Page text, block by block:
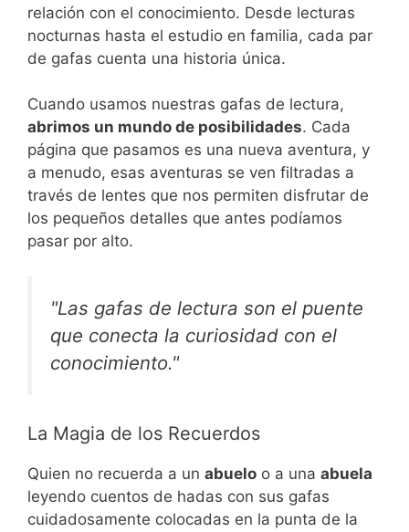
relación con el conocimiento. Desde lecturas
nocturnas hasta el estudio en familia, cada par
de gafas cuenta una historia única.
Cuando usamos nuestras gafas de lectura,
abrimos un mundo de posibilidades. Cada
página que pasamos es una nueva aventura, y
a menudo, esas aventuras se ven filtradas a
través de lentes que nos permiten disfrutar de
los pequeños detalles que antes podíamos
pasar por alto.
"Las gafas de lectura son el puente
que conecta la curiosidad con el
conocimiento."
La Magia de los Recuerdos
Quien no recuerda a un abuelo o a una abuela
leyendo cuentos de hadas con sus gafas
cuidadosamente colocadas en la punta de la